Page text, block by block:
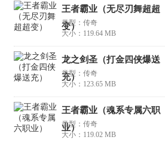
王者霸业（无尽刃舞超超
变）
类型：传奇
大小：119.64 MB
龙之剑圣（打金四侠爆送
充）
类型：传奇
大小：123.65 MB
王者霸业（魂系专属六职
业）
类型：传奇
大小：119.02 MB